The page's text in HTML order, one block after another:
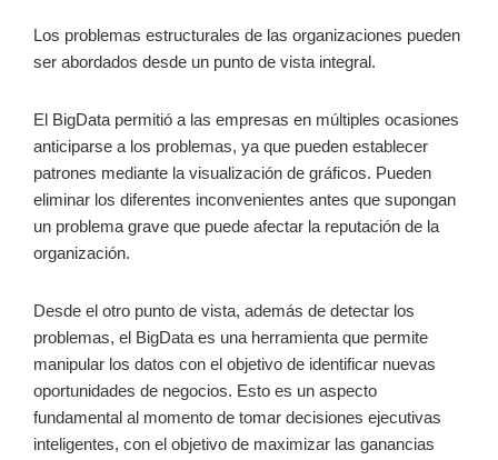
Los problemas estructurales de las organizaciones pueden
ser abordados desde un punto de vista integral.
El BigData permitió a las empresas en múltiples ocasiones
anticiparse a los problemas, ya que pueden establecer
patrones mediante la visualización de gráficos. Pueden
eliminar los diferentes inconvenientes antes que supongan
un problema grave que puede afectar la reputación de la
organización.
Desde el otro punto de vista, además de detectar los
problemas, el BigData es una herramienta que permite
manipular los datos con el objetivo de identificar nuevas
oportunidades de negocios. Esto es un aspecto
fundamental al momento de tomar decisiones ejecutivas
inteligentes, con el objetivo de maximizar las ganancias